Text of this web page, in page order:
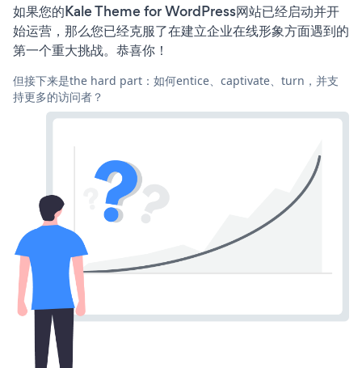
如果您的Kale Theme for WordPress网站已经启动并开
始运营，那么您已经克服了在建立企业在线形象方面遇到的
第一个重大挑战。恭喜你！
但接下来是the hard part：如何entice、captivate、turn，并支
持更多的访问者？